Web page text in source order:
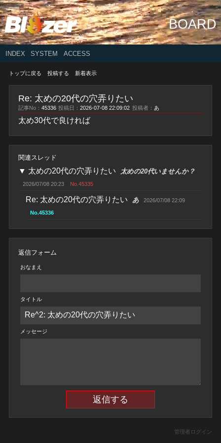
BOARD
INDEX SYSTEM ACCESS
トップに戻る 投稿する 新着表示
Re: 太めの20代の穴弄りたい
記事No： 45336 投稿日：2026-07-08 22:09:02 投稿者： あ
太め30代で良ければ
関連スレッド
▼ 太めの20代の穴弄りたい 太めの20代いませんか？
2026/07/08 20:23 No.45335
Re: 太めの20代の穴弄りたい あ 2026/07/08 22:09
No.45336
返信フォーム
おなまえ
タイトル
メッセージ
管理者ログイン